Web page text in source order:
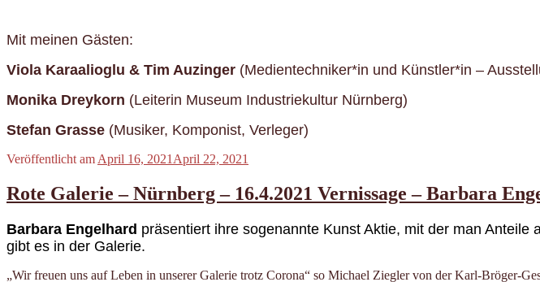
Mit meinen Gästen:
Viola Karaalioglu & Tim Auzinger (Medientechniker*in und Künstler*in –
Monika Dreykorn (Leiterin Museum Industriekultur Nürnberg)
Stefan Grasse (Musiker, Komponist, Verleger)
Veröffentlicht am April 16, 2021 April 22, 2021
Rote Galerie – Nürnberg – 16.4.2021 Vernissage – Barbara
Barbara Engelhard präsentiert ihre sogenannte Kunst Aktie, mit der man
gibt es in der Galerie.
„Wir freuen uns auf Leben in unserer Galerie trotz Corona“ so Michael Ziegler von der Karl-Bröger-